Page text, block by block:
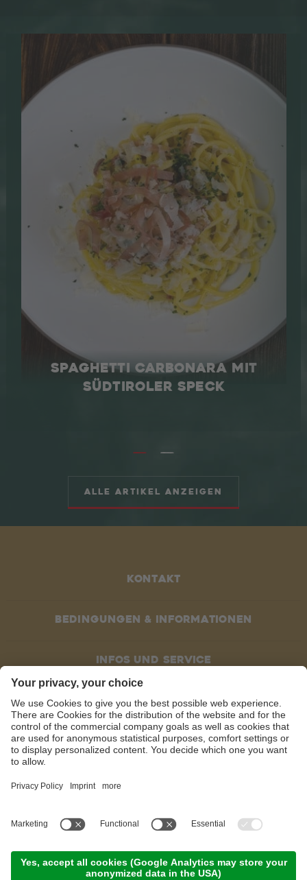
SPAGHETTI CARBONARA MIT
SÜDTIROLER SPECK
Alle Artikel anzeigen
Kontakt
Bedingungen & Informationen
Infos und service
Socials
Impressum
Datenschutzerklärung Veröffentlichungen